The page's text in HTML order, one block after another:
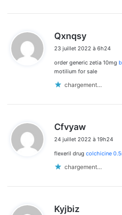
Qxnqsy
t
:
23 juillet 2022 à 6h24
order generic zetia 10mg
motilium for sale
chargement…
Cfvyaw
t
24 juillet 2022 à 19h24
flexeril drug colchicine
chargement…
Kyjbiz